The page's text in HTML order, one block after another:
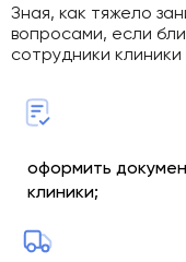
Зная, как тяжело
вопросами, если
сотрудники
оформить
клиники;